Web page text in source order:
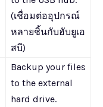
(เชื่อมต่ออุปกรณ์
หลายชิ้นกับฮับยูเอ
สบี)
Backup your files
to the external
hard drive.